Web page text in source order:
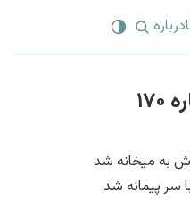
درباره
به میخانه شد
سر پیمانه شد